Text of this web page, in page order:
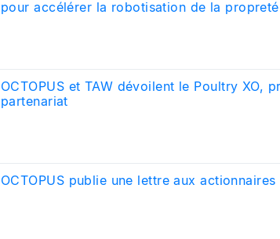
pour accélérer la robotisation de la
OCTOPUS et TAW dévoilent le Poultry XO,
partenariat
OCTOPUS publie une lettre aux actionnaires